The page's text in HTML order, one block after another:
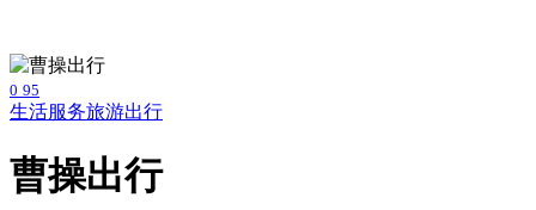
0 95
生活服务旅游出行
曹操出行